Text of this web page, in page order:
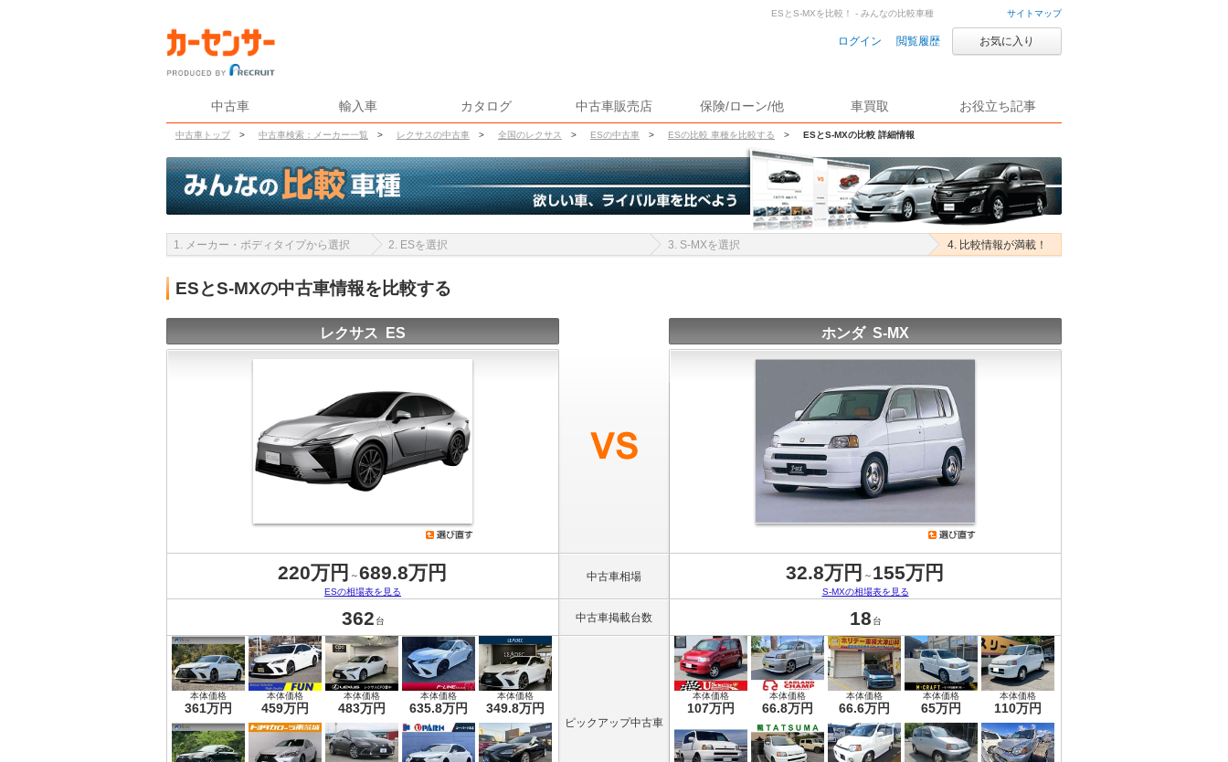
サイトマップ
ログイン 閲覧履歴 お気に入り
中古車 輸入車 カタログ 中古車販売店 保険/ローン/他 車買取 お役立ち記事
中古車トップ > 中古車検索：メーカー一覧 > レクサスの中古車 > 全国のレクサス > ESの中古車 > ESの比較 車種を比較する > ESとS-MXの比較 詳細情報
ESとS-MXを比較！ - みんなの比較車種
1. メーカー・ボディタイプから選択 2. ESを選択 3. S-MXを選択 4. 比較情報が満載！
ESとS-MXの中古車情報を比較する
レクサス ES ホンダ S-MX
220万円 ～689.8万円
ESの相場表を見る
中古車相場 32.8万円 ～ 155万円
S-MXの相場表を見る
362 台 中古車掲載台数 18 台
本体価格
361万円
本体価格
459万円
本体価格
483万円
本体価格
635.8万円
本体価格
349.8万円
ピックアップ中古車
本体価格
107万円
本体価格
66.8万円
本体価格
66.6万円
本体価格
65万円
本体価格
110万円